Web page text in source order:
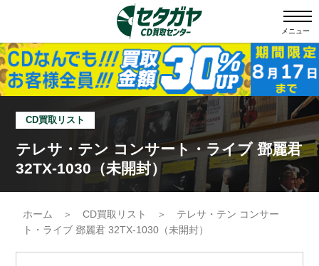
メニュー
CD買取リスト
テレサ・テン コンサート・ライブ 鄧麗君
32TX-1030（未開封）
ホーム ＞ CD買取リスト ＞
テレサ・テン コンサー
ト・ライブ 鄧麗君 32TX-1030（未開封）